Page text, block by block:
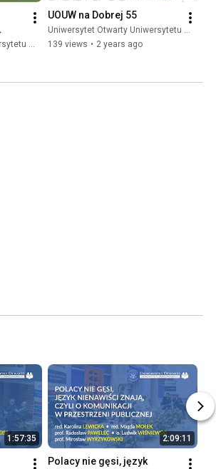
UOUW na Dobrej 55
Uniwersytet Otwarty Uniwersytetu Warszawskiego
139 views • 2 years ago
1:57:35 2:09:11
Polacy nie gęsi, język